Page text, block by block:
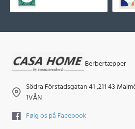
Berbertæpper
Södra Förstadsgatan 41 ,211 43
1VÅN
Følg os på Facebook